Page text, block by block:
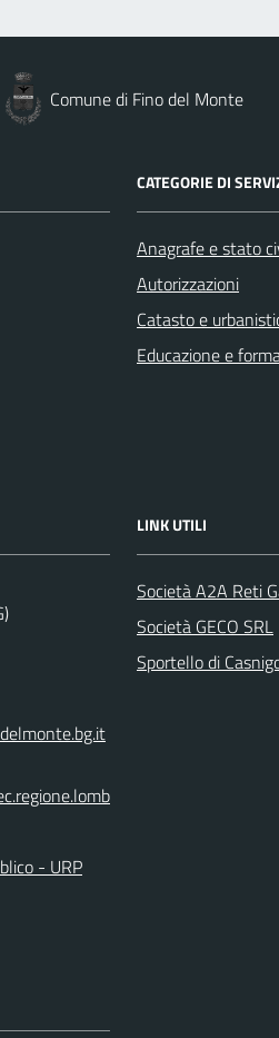
Comune di Fino del Monte
CATEGORIE DI
Anagrafe e stato
Autorizzazioni
Catasto e
Educazione e
- URP
LINK UTILI
Società A2A Reti
Società GECO SRL
Sportello di